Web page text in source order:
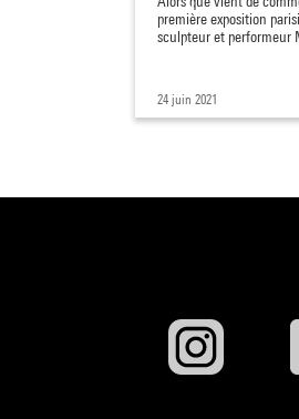
première exposition
sculpteur et performeur
24 juin 2021